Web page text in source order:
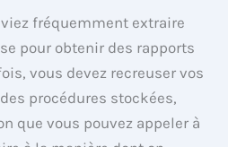
fréquemment extraire
pour obtenir des rapports
vous devez recreuser vos
procédures stockées,
que vous pouvez appeler à